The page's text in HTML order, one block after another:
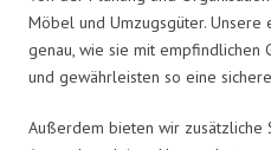
Möbel und Umzugsgüter.
genau, wie sie mit empfindlichen
und gewährleisten so eine
Außerdem bieten wir zusätzliche